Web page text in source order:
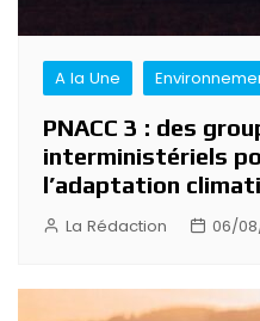
A la Une
PNACC 3 : des
interministériels
l’adaptation
La Rédaction 06/